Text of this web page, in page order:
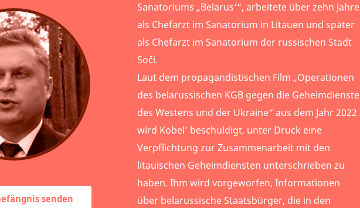
senden
Sanatoriums „Belarus'“, arbeitete über zehn Jahre
als Chefarzt im Sanatorium in Litauen und später
als Chefarzt im Sanatorium der russischen Stadt
Soči.
Laut dem propagandistischen Film „Operationen
des belarussischen KGB gegen die Geheimdienste
des Westens und der Ukraine“ aus dem Jahr 2022
wird Kobel’ beschuldigt, unter Druck eine
Verpflichtung zur Zusammenarbeit mit den
litauischen Geheimdiensten unterschrieben zu
haben. Ihm wird vorgeworfen, Informationen
über belarussische Staatsbürger, die in den